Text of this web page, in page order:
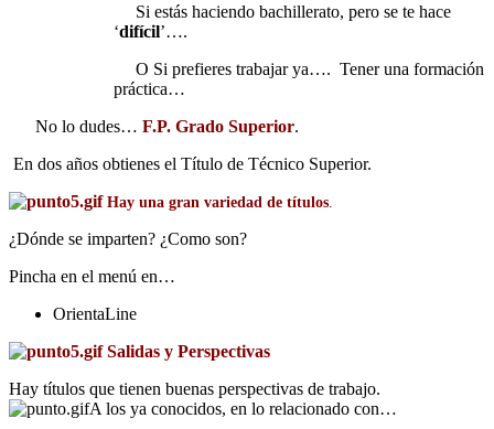
Si estás haciendo bachillerato, pero se te hace
‘difícil’….
O Si prefieres trabajar ya…. Tener una formación
práctica…
No lo dudes… F.P. Grado Superior.
En dos años obtienes el Título de Técnico Superior.
Hay una gran variedad de títulos
¿Dónde se imparten? ¿Como son?
Pincha en el menú en…
OrientaLine
Salidas y Perspectivas
Hay títulos que tienen buenas perspectivas de trabajo.
A los ya conocidos, en lo relacionado con…